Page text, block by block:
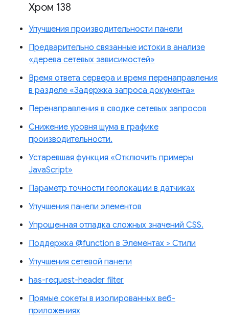
Хром 138
Улучшения производительности панели
Предварительно связанные истоки в анализе
«дерева сетевых зависимостей»
Время ответа сервера и время перенаправления
в разделе «Задержка запроса документа»
Перенаправления в сводке сетевых запросов
Снижение уровня шума в графике
производительности.
Устаревшая функция «Отключить примеры
JavaScript»
Параметр точности геолокации в датчиках
Улучшения панели элементов
Упрощенная отладка сложных значений CSS.
Поддержка @function в Элементах > Стили
Улучшения сетевой панели
has-request-header filter
Прямые сокеты в изолированных веб-
приложениях